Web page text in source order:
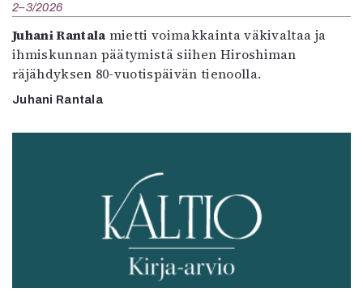
2–3/2026
Juhani Rantala mietti voimakkainta väkivaltaa ja
ihmiskunnan päätymistä siihen Hiroshiman
räjähdyksen 80-vuotispäivän tienoolla.
Juhani Rantala